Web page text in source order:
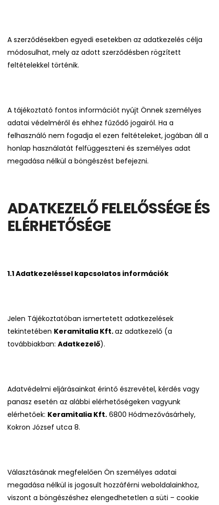
A szerződésekben egyedi esetekben az adatkezelés célja
módosulhat, mely az adott szerződésben rögzített
feltételekkel történik.
A tájékoztató fontos információt nyújt Önnek személyes
adatai védelméről és ehhez fűződő jogairól. Ha a
felhasználó nem fogadja el ezen feltételeket, jogában áll a
honlap használatát felfüggeszteni és személyes adat
megadása nélkül a böngészést befejezni.
ADATKEZELŐ FELELŐSSÉGE ÉS
ELÉRHETŐSÉGE
1.1 Adatkezeléssel kapcsolatos információk
Jelen Tájékoztatóban ismertetett adatkezelések
tekintetében Keramitalia Kft.az adatkezelő (a
továbbiakban: Adatkezelő).
Adatvédelmi eljárásainkat érintő észrevétel, kérdés vagy
panasz esetén az alábbi elérhetőségeken vagyunk
elérhetőek: Keramitalia Kft. 6800 Hódmezővásárhely,
Kokron József utca 8.
Választásának megfelelően Ön személyes adatai
megadása nélkül is jogosult hozzáférni weboldalainkhoz,
viszont a böngészéshez elengedhetetlen a süti – cookie